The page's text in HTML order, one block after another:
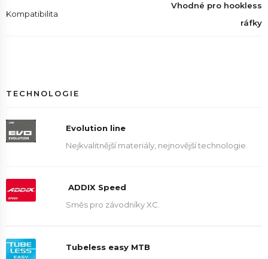
Kompatibilita
Vhodné pro hookless
ráfky
TECHNOLOGIE
Evolution line
Nejkvalitnější materiály, nejnovější technologie.
ADDIX Speed
Směs pro závodníky XC.
Tubeless easy MTB